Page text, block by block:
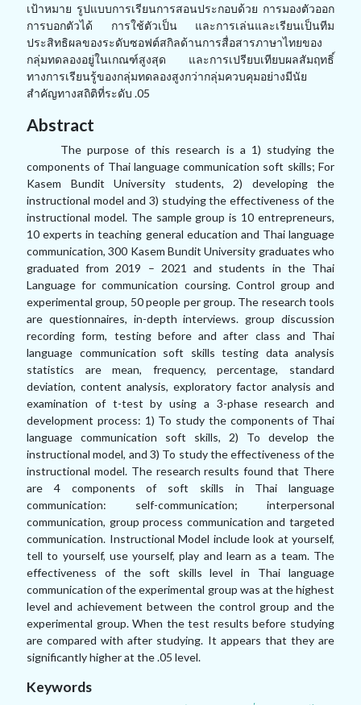
เป้าหมาย รูปแบบการเรียนการสอนประกอบด้วย การมองตัวออก
การบอกตัวได้ การใช้ตัวเป็น และการเล่นและเรียนเป็นทีม
ประสิทธิผลของระดับซอฟต์สกิลด้านการสื่อสารภาษาไทยของ
กลุ่มทดลองอยู่ในเกณฑ์สูงสุด และการเปรียบเทียบผลสัมฤทธิ์
ทางการเรียนรู้ของกลุ่มทดลองสูงกว่ากลุ่มควบคุมอย่างมีนัย
สำคัญทางสถิติที่ระดับ .05
Abstract
The purpose of this research is a 1) studying the
components of Thai language communication soft skills; For
Kasem Bundit University students, 2) developing the
instructional model and 3) studying the effectiveness of the
instructional model. The sample group is 10 entrepreneurs,
10 experts in teaching general education and Thai language
communication, 300 Kasem Bundit University graduates who
graduated from 2019 – 2021 and students in the Thai
Language for communication coursing. Control group and
experimental group, 50 people per group. The research tools
are questionnaires, in-depth interviews. group discussion
recording form, testing before and after class and Thai
language communication soft skills testing data analysis
statistics are mean, frequency, percentage, standard
deviation, content analysis, exploratory factor analysis and
examination of t-test by using a 3-phase research and
development process: 1) To study the components of Thai
language communication soft skills, 2) To develop the
instructional model, and 3) To study the effectiveness of the
instructional model. The research results found that There
are 4 components of soft skills in Thai language
communication: self-communication; interpersonal
communication, group process communication and targeted
communication. Instructional Model include look at yourself,
tell to yourself, use yourself, play and learn as a team. The
effectiveness of the soft skills level in Thai language
communication of the experimental group was at the highest
level and achievement between the control group and the
experimental group. When the test results before studying
are compared with after studying. It appears that they are
significantly higher at the .05 level.
Keywords